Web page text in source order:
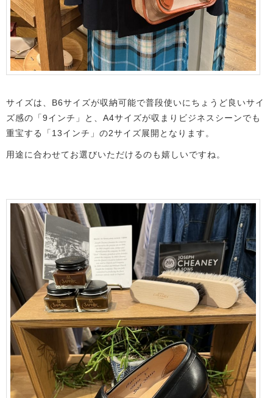
サイズは、B6サイズが収納可能で普段使いにちょうど良いサイ
ズ感の「9インチ」と、A4サイズが収まりビジネスシーンでも
重宝する「13インチ」の2サイズ展開となります。
用途に合わせてお選びいただけるのも嬉しいですね。